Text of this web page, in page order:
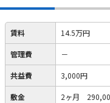
賃料 14.5万円
管理費 －
共益費 3,000円
敷金 2ヶ月